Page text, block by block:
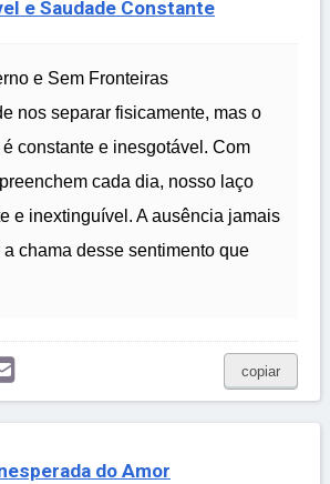
e Saudade Constante
e Sem Fronteiras
nos separar fisicamente, mas o
constante e inesgotável. Com
cada dia, nosso laço
e inextinguível. A ausência jamais
chama desse sentimento que
copiar
do Amor